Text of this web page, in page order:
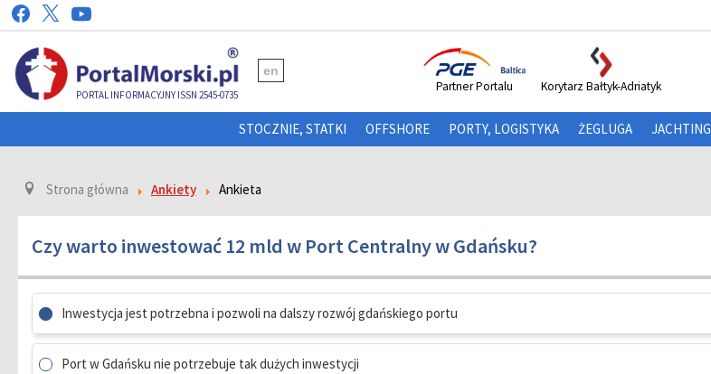
PORTAL INFORMACYJNY ISSN 2545-0735
en
Partner Portalu Korytarz Bałtyk-Adriatyk
STOCZNIE, STATKI OFFSHORE PORTY, LOGISTYKA ŻEGLUGA JACHTING
Strona główna Ankiety Ankieta
Czy warto inwestować 12 mld w Port Centralny w Gdańsku?
Inwestycja jest potrzebna i pozwoli na dalszy rozwój gdańskiego portu
Port w Gdańsku nie potrzebuje tak dużych inwestycji